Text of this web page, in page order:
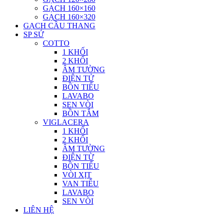
GẠCH 160×160
GẠCH 160×320
GẠCH CẦU THANG
SP SỨ
COTTO
1 KHỐI
2 KHỐI
ÂM TƯỜNG
ĐIỆN TỬ
BỒN TIỂU
LAVABO
SEN VÒI
BỒN TẮM
VIGLACERA
1 KHỐI
2 KHỐI
ÂM TƯỜNG
ĐIỆN TỪ
BỒN TIỂU
VÒI XỊT
VAN TIỂU
LAVABO
SEN VÒI
LIÊN HỆ